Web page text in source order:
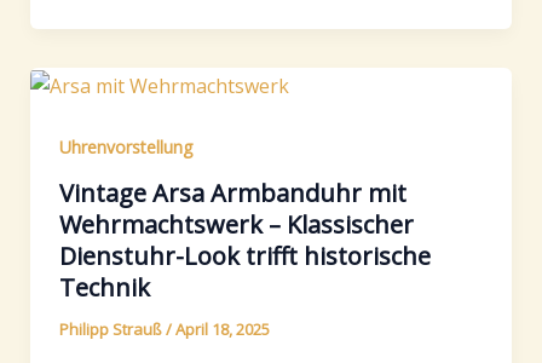
Uhrenvorstellung
Vintage Arsa Armbanduhr mit
Wehrmachtswerk – Klassischer
Dienstuhr-Look trifft historische
Technik
Philipp Strauß/April 18, 2025